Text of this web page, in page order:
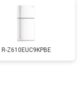
R-Z610EUC9KPBE